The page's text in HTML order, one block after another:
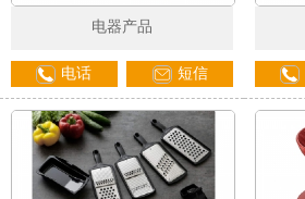
电器产品
电话 短信